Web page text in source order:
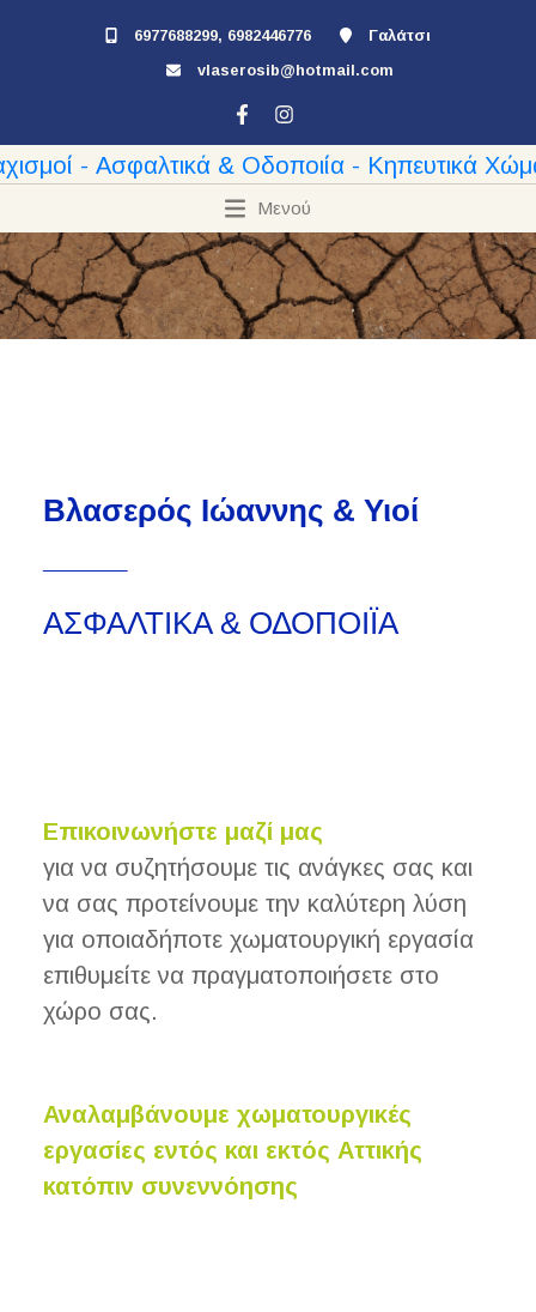
6977688299, 6982446776
Γαλάτσι
vlaserosib@hotmail.com
Μενού
Βλασερός Ιώαννης & Υιοί
ΑΣΦΑΛΤΙΚΑ & ΟΔΟΠΟΙΪΑ
Επικοινωνήστε μαζί μας
για να συζητήσουμε τις ανάγκες σας και
να σας προτείνουμε την καλύτερη λύση
για οποιαδήποτε χωματουργική εργασία
επιθυμείτε να πραγματοποιήσετε στο
χώρο σας.
Αναλαμβάνουμε χωματουργικές
εργασίες εντός και εκτός Αττικής
κατόπιν συνεννόησης